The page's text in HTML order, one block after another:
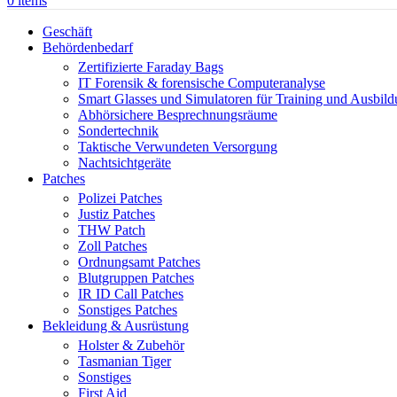
Geschäft
Behördenbedarf
Zertifizierte Faraday Bags
IT Forensik & forensische Computeranalyse
Smart Glasses und Simulatoren für Training und
Abhörsichere Besprechnungsräume
Sondertechnik
Taktische Verwundeten Versorgung
Nachtsichtgeräte
Patches
Polizei Patches
Justiz Patches
THW Patch
Zoll Patches
Ordnungsamt Patches
Blutgruppen Patches
IR ID Call Patches
Sonstiges Patches
Bekleidung & Ausrüstung
Holster & Zubehör
Tasmanian Tiger
Sonstiges
First Aid